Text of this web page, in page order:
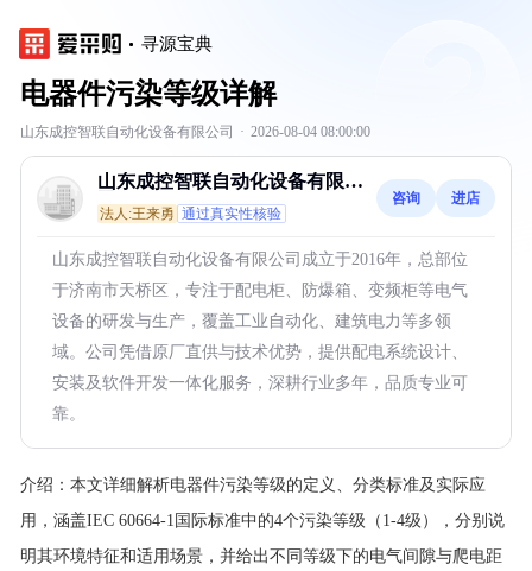
寻源宝典
电器件污染等级详解
山东成控智联自动化设备有限公司 · 2026-08-04 08:00:00
山东成控智联自动化设备有限公
司
法人:王来勇 通过真实性核验
咨询 进店
山东成控智联自动化设备有限公司成立于2016年，总部位
于济南市天桥区，专注于配电柜、防爆箱、变频柜等电气
设备的研发与生产，覆盖工业自动化、建筑电力等多领
域。公司凭借原厂直供与技术优势，提供配电系统设计、
安装及软件开发一体化服务，深耕行业多年，品质专业可
靠。
介绍： 本文详细解析电器件污染等级的定义、分类标准及实际应
用，涵盖IEC 60664-1国际标准中的4个污染等级（1-4级），分别说
明其环境特征和适用场景，并给出不同等级下的电气间隙与爬电距